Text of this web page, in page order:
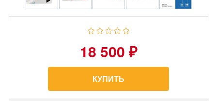
18 500 ₽
КУПИТЬ